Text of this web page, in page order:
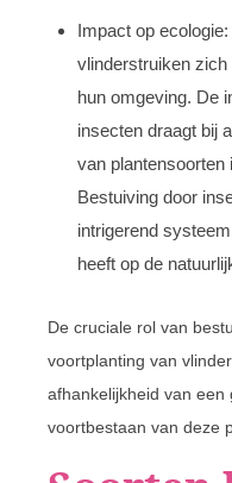
Impact op
vlinderstruiken zich
hun omgeving. De
insecten draagt bij
van
Bestuiving door
intrigerend
heeft op de
De cruciale rol van
voortplanting van
afhankelijkheid van
voortbestaan van deze